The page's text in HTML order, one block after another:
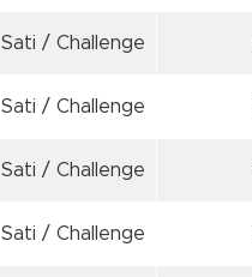
Sati / Challenge
Sati / Challenge
Sati / Challenge
Sati / Challenge